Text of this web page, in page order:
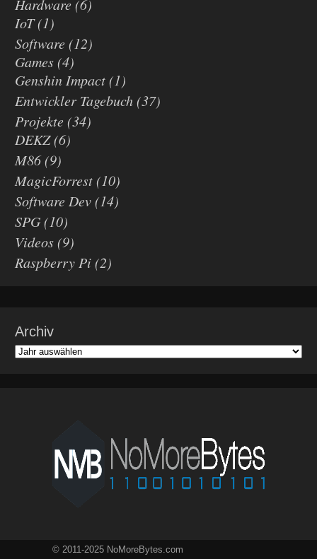
Hardware(6)
IoT(1)
Software(12)
Games(4)
Genshin Impact(1)
Entwickler Tagebuch(37)
Projekte(34)
DEKZ(6)
M86(9)
MagicForrest(10)
Software Dev(14)
SPG(10)
Videos(9)
Raspberry Pi(2)
Archiv
© 2011-2025 NoMoreBytes.com